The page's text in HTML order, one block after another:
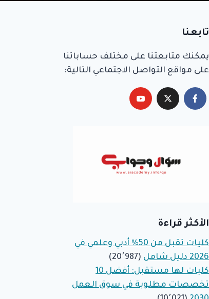
تابعنا
يمكنك متابعتنا على مختلف حساباتنا
على مواقع التواصل الاجتماعي التالية:
الأكثر قراءة
كليات تقبل من 50% أدبي وعلمي في
2026 دليل شامل
(20٬987)
كليات لها مستقبل: أفضل 10
تخصصات مطلوبة في سوق العمل